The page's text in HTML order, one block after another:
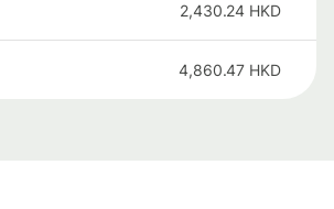
2,430.24 HKD
4,860.47 HKD